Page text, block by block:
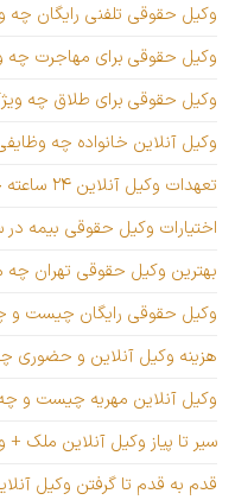
وکیل حقوقی تلفنی رایگان چه
وکیل حقوقی برای مهاجرت چه
وکیل حقوقی برای طلاق چه
وکیل آنلاین خانواده چه
تعهدات وکیل آنلاین ۲۴ ساعته چیست؟ آپدیت جدید
اختیارات وکیل حقوقی بیمه
بهترین وکیل حقوقی تهران
وکیل حقوقی رایگان چیست و
هزینه وکیل آنلاین و حضوری
وکیل آنلاین مهریه چیست و
سیر تا پیاز وکیل آنلاین ملک
قدم به قدم تا گرفتن وکیل